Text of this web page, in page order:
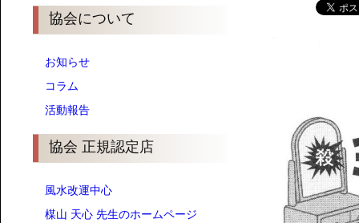
協会について
お知らせ
コラム
活動報告
協会 正規認定店
風水改運中心
楳山 天心 先生のホームページ